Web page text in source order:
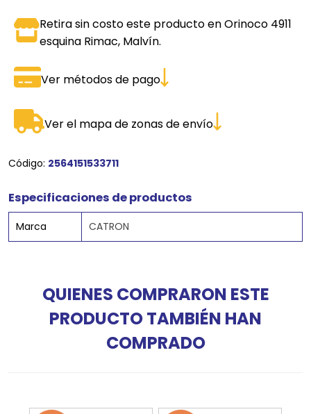
Retira sin costo este producto en Orinoco 4911
esquina Rimac, Malvín.
Ver métodos de pago
Ver el mapa de zonas de envío
Código: 2564151533711
Especificaciones de productos
Marca CATRON
QUIENES COMPRARON ESTE
PRODUCTO TAMBIÉN HAN
COMPRADO